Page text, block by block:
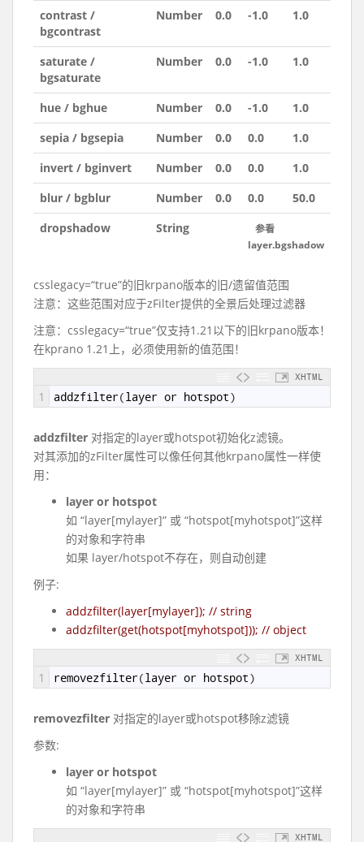
contrast /
bgcontrast
Number 0.0 -1.0 1.0
saturate /
bgsaturate
Number 0.0 -1.0 1.0
hue / bghue Number 0.0 -1.0
1.0
sepia / bgsepia
Number 0.0 0.0
1.0
invert / bginvert
Number 0.0 0.0
1.0
blur / bgblur
Number 0.0 0.0
50.0
dropshadow
String
参看
layer.bgshadow
csslegacy=“true”的旧krpano版本的旧/遗留值范围
注意：这些范围对应于zFilter提供的全景后处理过滤器
注意：csslegacy=“true”仅支持1.21以下的旧krpano版本！
在kprano 1.21上，必须使用新的值范围！
XHTML
1 addzfilter(layer or hotspot)
addzfilter 对指定的layer或hotspot初始化z滤镜。
对其添加的zFilter属性可以像任何其他krpano属性一样使
用：
layer or hotspot
如 “layer[mylayer]” 或 “hotspot[myhotspot]”这样
的对象和字符串
如果 layer/hotspot不存在，则自动创建
例子:
addzfilter(layer[mylayer]); // string
addzfilter(get(hotspot[myhotspot])); // object
XHTML
1 removezfilter(layer or hotspot)
removezfilter 对指定的layer或hotspot移除z滤镜
参数:
layer or hotspot
如 “layer[mylayer]” 或 “hotspot[myhotspot]”这样
的对象和字符串
XHTML